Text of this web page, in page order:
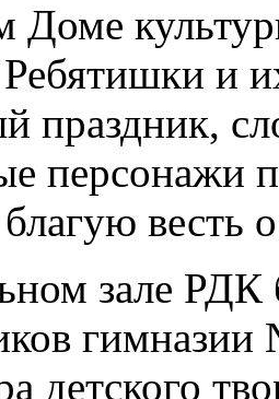
Доме
Ребятишки и
праздник,
персонажи
весть
зале
детского